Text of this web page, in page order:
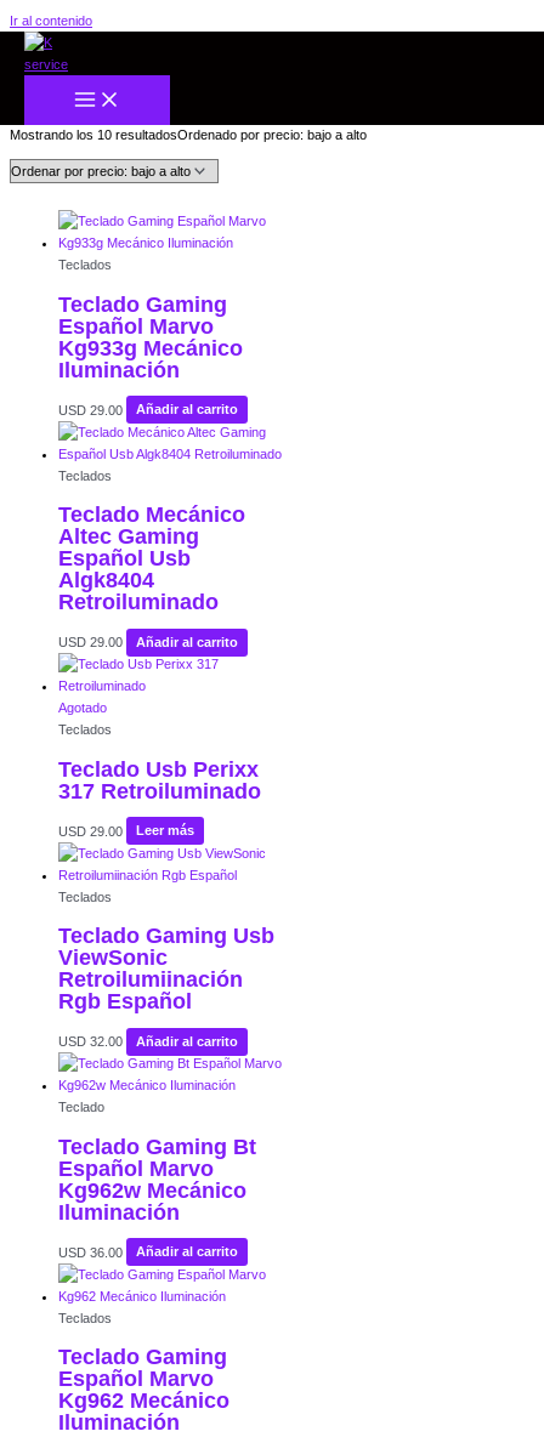
Ir al contenido
Inicio/Gamers
Teclados
Mostrando los 10 resultadosOrdenado por precio: bajo a alto
Teclados
Teclado Gaming
Español Marvo
Kg933g Mecánico
Iluminación
USD 29.00 Añadir al carrito
Teclados
Teclado Mecánico
Altec Gaming
Español Usb
Algk8404
Retroiluminado
USD 29.00 Añadir al carrito
Agotado
Teclados
Teclado Usb Perixx
317 Retroiluminado
USD 29.00 Leer más
Teclados
Teclado Gaming Usb
ViewSonic
Retroilumiinación
Rgb Español
USD 32.00 Añadir al carrito
Teclado
Teclado Gaming Bt
Español Marvo
Kg962w Mecánico
Iluminación
USD 36.00 Añadir al carrito
Teclados
Teclado Gaming
Español Marvo
Kg962 Mecánico
Iluminación